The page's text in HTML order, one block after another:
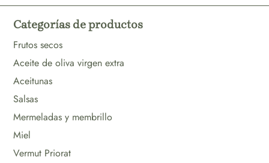
Categorías de productos
Frutos secos
Aceite de oliva virgen extra
Aceitunas
Salsas
Mermeladas y membrillo
Miel
Vermut Priorat